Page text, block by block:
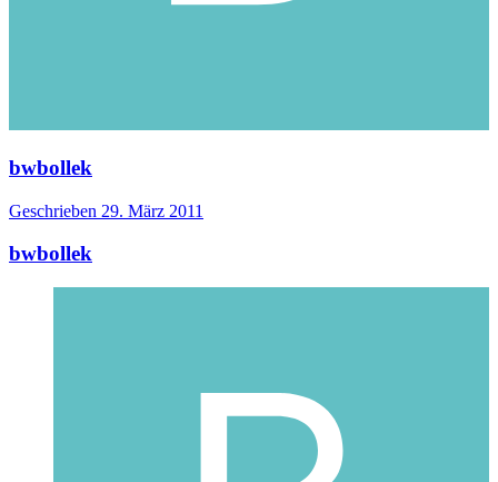
bwbollek
Geschrieben 29. März 2011
bwbollek